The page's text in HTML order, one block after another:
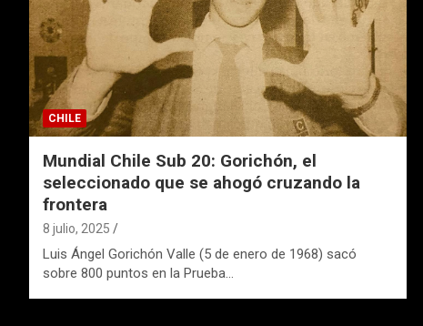
CHILE
Mundial Chile Sub 20: Gorichón, el
seleccionado que se ahogó cruzando la
frontera
8 julio, 2025
Luis Ángel Gorichón Valle (5 de enero de 1968) sacó
sobre 800 puntos en la Prueba…